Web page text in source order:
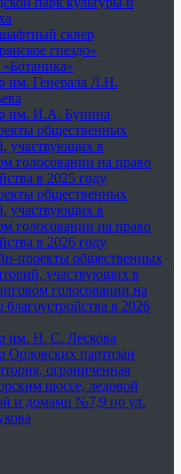
сквер
гнездо»
им. Генерала Л.Н.
им. И.А. Бунина
общественных
участвующих в
голосовании на право
в 2025 году
общественных
участвующих в
голосовании на право
в 2026 году
проекты общественных
участвующих в
голосовании на
благоустройства в 2026
им. Н. С. Лескова
Орловских партизан
ограниченная
шоссе, ледовой
и домами №7,9 по ул.